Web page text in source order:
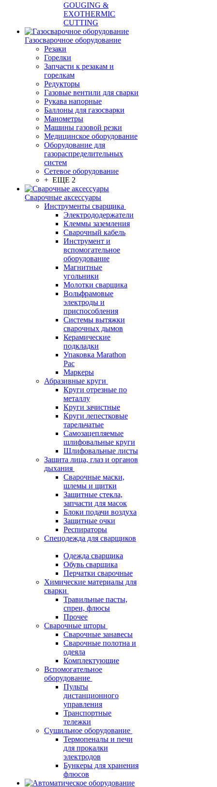
GOUGING &
EXOTHERMIC
CUTTING
Газосварочное оборудование
Резаки
Горелки
Запчасти к резакам и
горелкам
Редукторы
Газовые вентили для сварки
Рукава напорные
Баллоны для газосварки
Манометры
Машины газовой резки
Медицинское оборудование
Оборудование для
газораспределительных
систем
Сетевое оборудование
+ ЕЩЕ 2
Сварочные аксессуары
Инструменты сварщика
Электрододержатели
Клеммы заземления
Сварочный кабель
Инструмент и
вспомогательное
оборудование
Магнитные
угольники
Молотки сварщика
Вольфрамовые
электроды и
приспособления
Системы вытяжки
сварочных дымов
Керамические
подкладки
Упаковка Marathon
Pac
Маркеры
Абразивные круги
Круги отрезные по
металлу
Круги зачистные
Круги лепестковые
тарельчатые
Самозацепляемые
шлифовальные круги
Шлифовальные листы
Защита лица, глаз и органов
дыхания
Сварочные маски,
шлемы и щитки
Защитные стекла,
запчасти для масок
Блоки подачи воздуха
Защитные очки
Респираторы
Спецодежда для сварщиков
Одежда сварщика
Обувь сварщика
Перчатки сварочные
Химические материалы для
сварки
Травильные пасты,
спреи, флюсы
Прочее
Сварочные шторы
Сварочные занавесы
Сварочные полотна и
одеяла
Комплектующие
Вспомогательное
оборудование
Пульты
дистанционного
управления
Транспортные
тележки
Сушильное оборудование
Термопеналы и печи
для прокалки
электродов
Бункеры для хранения
флюсов